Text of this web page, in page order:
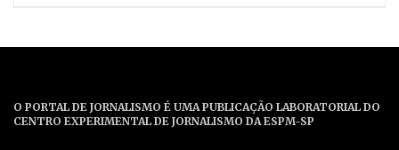
O PORTAL DE JORNALISMO É UMA PUBLICAÇÃO LABORATORIAL DO
CENTRO EXPERIMENTAL DE JORNALISMO DA ESPM-SP